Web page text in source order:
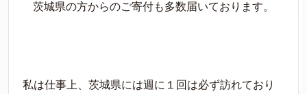
茨城県の方からのご寄付も多数届いております。
私は仕事上、茨城県には週に１回は必ず訪れており